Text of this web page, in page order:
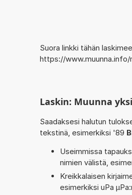
Suora linkki tähän
https://
Laskin: Muunna
Saadaksesi halutun
tekstinä, esimerkiksi '89
Useimmissa
nimien välistä,
Kreikkalaisen
esimerkiksi uPa